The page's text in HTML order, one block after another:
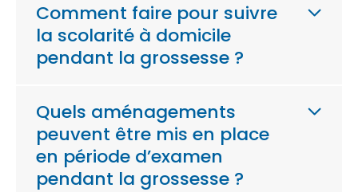
Comment faire pour suivre
la scolarité à domicile
pendant la grossesse ?
Quels aménagements
peuvent être mis en place
en période d’examen
pendant la grossesse ?